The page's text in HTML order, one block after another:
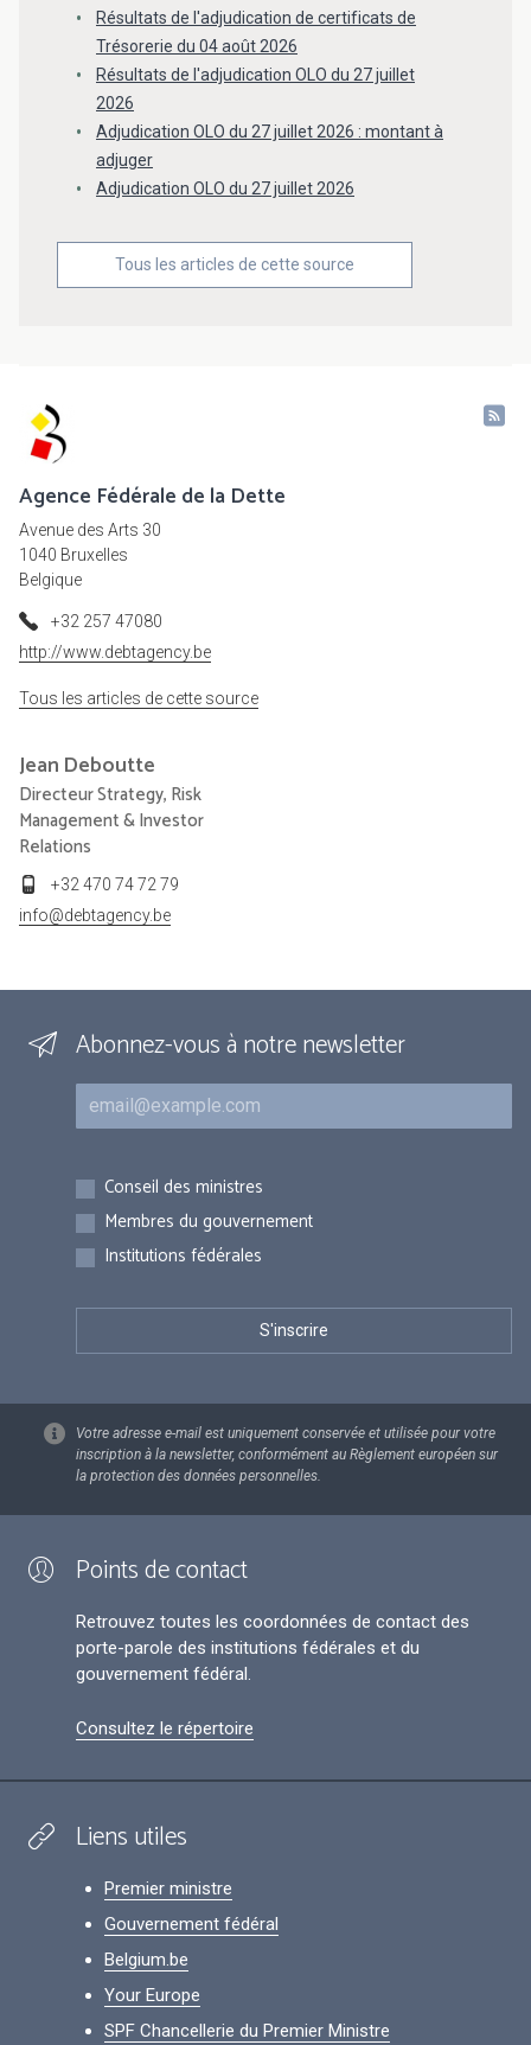
Résultats de l'adjudication de certificats de
Trésorerie du 04 août 2026
Résultats de l'adjudication OLO du 27 juillet
2026
Adjudication OLO du 27 juillet 2026 : montant à
adjuger
Adjudication OLO du 27 juillet 2026
Tous les articles de cette source
Agence Fédérale de la Dette
Avenue des Arts 30
1040 Bruxelles
Belgique
+32 257 47080
http://www.debtagency.be
Tous les articles de cette source
Jean Deboutte
Directeur Strategy, Risk
Management & Investor
Relations
+32 470 74 72 79
info@debtagency.be
Abonnez-vous à notre newsletter
Courriel
Inscriptions
Conseil des ministres
Membres du gouvernement
Institutions fédérales
Votre adresse e-mail est uniquement conservée et utilisée pour votre
inscription à la newsletter, conformément au Règlement européen sur
la protection des données personnelles.
Points de contact
Retrouvez toutes les coordonnées de contact des
porte-parole des institutions fédérales et du
gouvernement fédéral.
Consultez le répertoire
Liens utiles
Premier ministre
Gouvernement fédéral
Belgium.be
Your Europe
SPF Chancellerie du Premier Ministre